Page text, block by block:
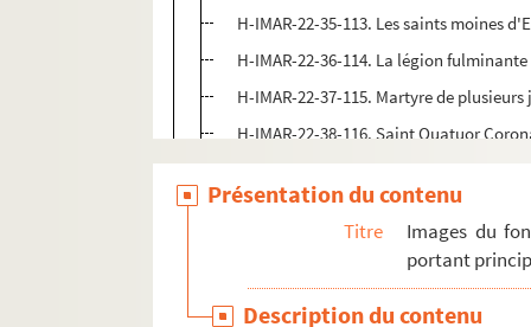
H-IMAR-22-35-113. Les saints moines
H-IMAR-22-36-114. La légion fulminante
H-IMAR-22-37-115. Martyre de
H-IMAR-22-38-116. Saint Quatuor
H-IMAR-22-38-117. Saint Quatuor
H-IMAR-22-39-118. Les dix-neuf martyrs
H-IMAR-22-40-119. Les dix soldats
H-IMAR-22-42-121. Saint Donalove,
Présentation du contenu
Titre
Images du
portant
Description du contenu